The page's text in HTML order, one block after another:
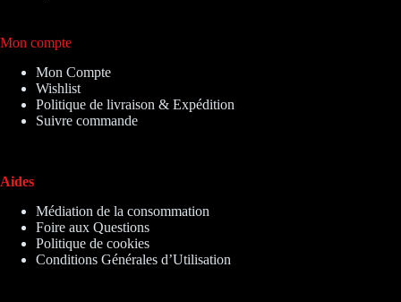
Mon compte
Mon Compte
Wishlist
Politique de livraison & Expédition
Suivre commande
Aides
Médiation de la consommation
Foire aux Questions
Politique de cookies
Conditions Générales d’Utilisation